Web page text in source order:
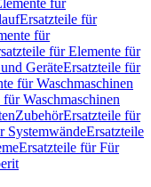
für
Ersatzteile für
für
für Elemente für
GeräteErsatzteile für
für Waschmaschinen
Waschmaschinen
ZubehörErsatzteile für
SystemwändeErsatzteile
Ersatzteile für Für